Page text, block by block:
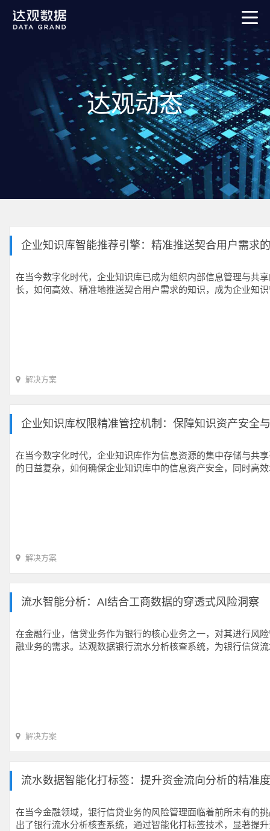
达观动态
企业知识库智能推荐引擎：精准推送契合用户需求
在当今数字化时代，企业知识库已成为组织内部信息管理与共
长，如何高效、精准地推送契合用户需求的知识，成为企业
解决方案
企业知识库权限精准管控机制：保障知识资产安全
在当今数字化时代，企业知识库作为信息资源的集中存储与共
的日益复杂，如何确保企业知识库中的信息资产安全，同时
解决方案
流水智能分析：AI结合工商数据的穿透式风险洞察
在金融行业，信贷业务作为银行的核心业务之一，对其进行风
融业务的需求。达观数据银行流水分析核查系统，为银行信贷
解决方案
流水数据智能化打标签：提升资金流向分析的精准度
在当今金融领域，银行信贷业务的风险管理面临着前所未有的
出了银行流水分析核查系统，通过智能化打标签技术，显著